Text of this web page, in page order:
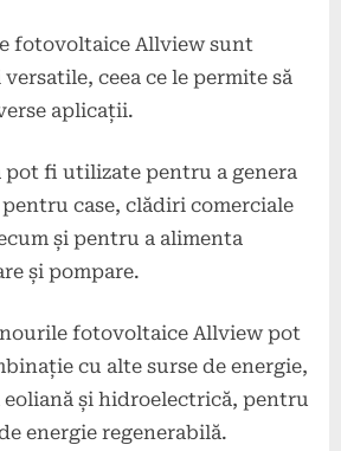
fotovoltaice Allview sunt
ceea ce le permite să
aplicații.
pot fi utilizate pentru a genera
case, clădiri comerciale
și pentru a alimenta
și pompare.
fotovoltaice Allview pot
cu alte surse de energie,
eoliană și hidroelectrică, pentru
energie regenerabilă.